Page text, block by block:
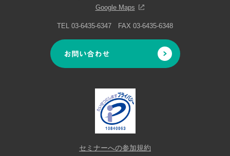
Google Maps
TEL 03-6435-6347 FAX 03-6435-6348
お問い合わせ
セミナーへの参加規約